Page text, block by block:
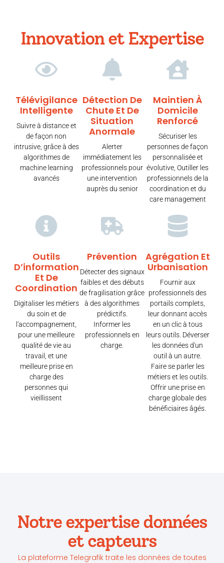
Innovation et Expertise
Télévigilance
Intelligente
Suivre à distance et
de façon non
intrusive, grâce à des
algorithmes de
machine learning
avancés
Détection De
Chute Et De
Situation
Anormale
Alerter
immédiatement les
professionnels pour
une intervention
auprès du senior
Maintien À
Domicile
Renforcé
Sécuriser les
personnes de façon
personnalisée et
évolutive, Outiller les
professionnels de la
coordination et du
care management
Outils
D’information
Et De
Coordination
Digitaliser les métiers
du soin et de
l'accompagnement,
pour une meilleure
qualité de vie au
travail, et une
meilleure prise en
charge des
personnes qui
vieillissent
Prévention
Détecter des signaux
faibles et des débuts
de fragilisation grâce
à des algorithmes
prédictifs.
Informer les
professionnels en
charge.
Agrégation Et
Urbanisation
Fournir aux
professionnels des
portails complets,
leur donnant accès
en un clic à tous
leurs outils. Déverser
les données d'un
outil à un autre.
Faire se parler les
métiers et les outils.
Offrir une prise en
charge globale des
bénéficiaires âgés.
Notre expertise données
et capteurs
La plateforme Telegrafik traite les données de toutes